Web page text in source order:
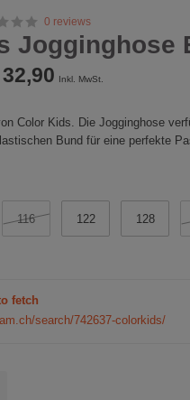
0 reviews
Jogginghose
Inkl. MwSt.
Color Kids. Die Jogginghose
Bund für eine perfekte
116 122 128
fetch
search/742637-colorkids/